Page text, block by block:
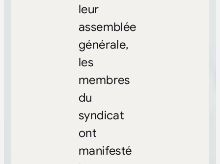
leur
assemblée
générale,
les
membres
du
syndicat
ont
manifesté